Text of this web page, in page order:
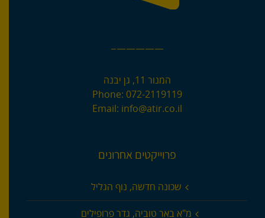
—————–
המנור 11, גן יבנה
Phone: 072-2119119
Email: info@atir.co.il
פרוייקטים אחרונים
שכונה חדשה, נוף הגליל
מ"א באר טוביה, גדר פרופילים